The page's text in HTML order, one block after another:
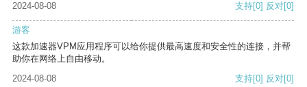
2024-08-08
支持[0] 反对[0]
游客
这款加速器VPM应用程序可以给你提供最高速度和安全性的连接，并帮
助你在网络上自由移动。
2024-08-08
支持[0] 反对[0]